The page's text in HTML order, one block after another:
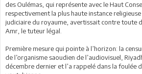
des Oulémas, qui représente avec le Haut
respectivement la plus haute instance
judiciaire du royaume, avertissait contre toute
Amr, le tuteur légal.
Première mesure qui pointe à l’horizon: la
de l’organisme saoudien de l’audiovisuel,
décembre dernier et l’a rappelé dans la foulée